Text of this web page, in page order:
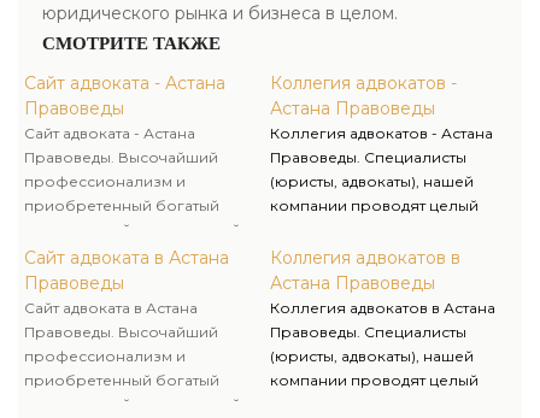
юридического рынка и бизнеса в целом.
СМОТРИТЕ ТАКЖЕ
Сайт адвоката - Астана
Правоведы
Сайт адвоката - Астана
Правоведы. Высочайший
профессионализм и
приобретенный богатый
практический юридический
опыт действенно позволяют
отыскать наилучшее решение
хоть какой трудности и
подтверждают репутацию
одной из ведущих
юридических компаний.
Сайт адвоката в Астана
Правоведы
Сайт адвоката в Астана
Правоведы. Высочайший
профессионализм и
приобретенный богатый
практический юридический
Коллегия адвокатов -
Астана Правоведы
Коллегия адвокатов - Астана
Правоведы. Специалисты
(юристы, адвокаты), нашей
компании проводят целый
Вами документами, как по
нормам материального права,
так и по судебной практике.
Компания «Правоведы»
индивидуального подхода к
каждому клиенту.
Коллегия адвокатов в
Астана Правоведы
Коллегия адвокатов в Астана
Правоведы. Специалисты
(юристы, адвокаты), нашей
компании проводят целый